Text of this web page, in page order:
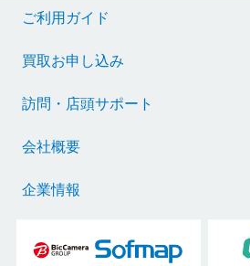
ご利用ガイド
買取お申し込み
訪問・店頭サポート
会社概要
企業情報